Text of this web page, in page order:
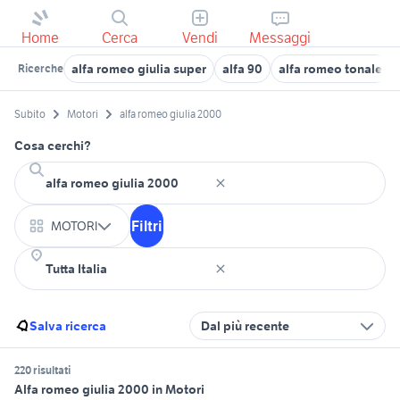
Home Cerca Vendi Messaggi
Ricerche alfa romeo giulia super alfa 90 alfa romeo tonale
Subito Motori alfa romeo giulia 2000
Cosa cerchi?
MOTORI Filtri
Salva ricerca Dal più recente
220 risultati
Alfa romeo giulia 2000 in Motori